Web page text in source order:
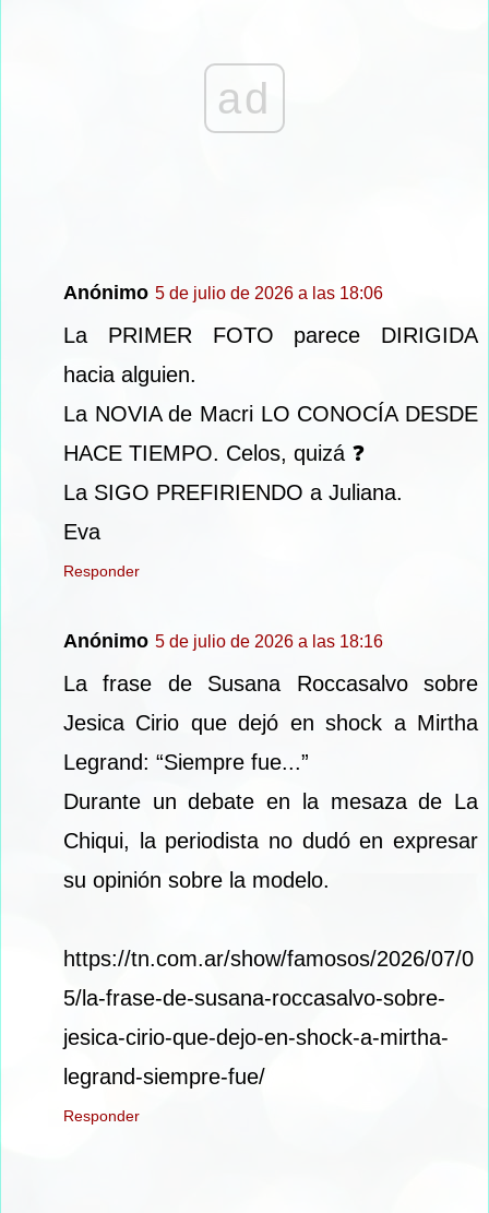
ad
Anónimo 5 de julio de 2026 a las 18:06
La PRIMER FOTO parece DIRIGIDA
hacia alguien.
La NOVIA de Macri LO CONOCÍA DESDE
HACE TIEMPO. Celos, quizá ❓
La SIGO PREFIRIENDO a Juliana.
Eva
Responder
Anónimo 5 de julio de 2026 a las 18:16
La frase de Susana Roccasalvo sobre
Jesica Cirio que dejó en shock a Mirtha
Legrand: “Siempre fue...”
Durante un debate en la mesaza de La
Chiqui, la periodista no dudó en expresar
su opinión sobre la modelo.
https://tn.com.ar/show/famosos/2026/07/0
5/la-frase-de-susana-roccasalvo-sobre-
jesica-cirio-que-dejo-en-shock-a-mirtha-
legrand-siempre-fue/
Responder